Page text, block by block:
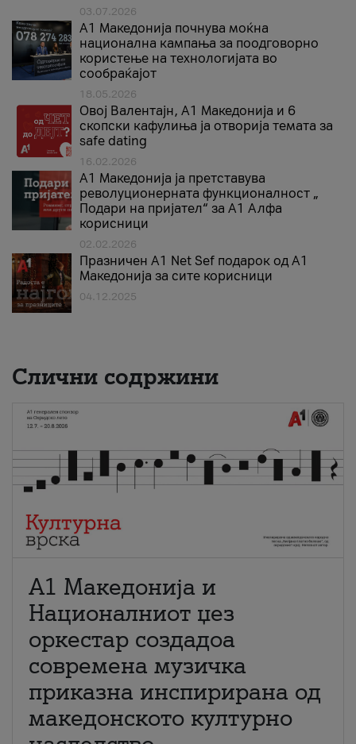
03.07.2026
A1 Македонија почнува моќна
национална кампања за поодговорно
користење на технологијата во
сообраќајот
18.05.2026
Овој Валентајн, A1 Македонија и 6
скопски кафулиња ја отворија темата за
safe dating
16.02.2026
А1 Македонија ја претставува
револуционерната функционалност „
Подари на пријател“ за А1 Алфа
корисници
02.02.2026
Празничен A1 Net Sеf подарок од А1
Македонија за сите корисници
04.12.2025
Слични содржини
А1 Македонија и
Националниот џез
оркестар создадоа
современа музичка
приказна инспирирана од
македонското културно